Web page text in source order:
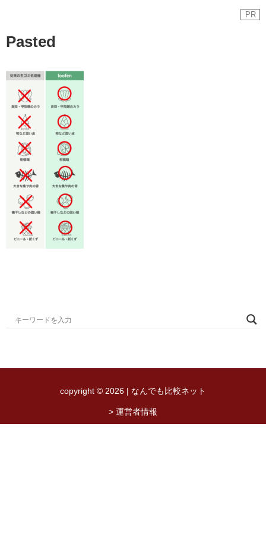
PR
Pasted
copyright © 2026 | なんでも比較ネット
> 運営者情報